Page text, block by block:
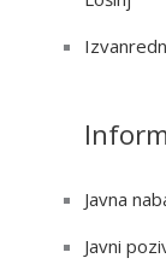
Javna
Javni